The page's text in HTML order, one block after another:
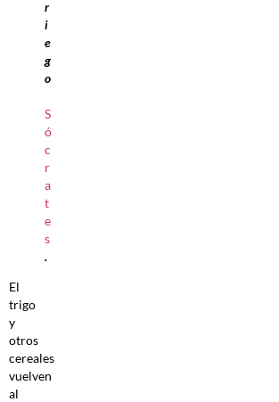
r
i
e
g
o
S
ó
c
r
a
t
e
s
.
El
trigo
y
otros
cereales
vuelven
al